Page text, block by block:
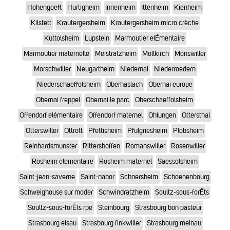
Hohengoeft
Hurtigheim Innenheim Ittenheim
Kienheim
Kilstett
Krautergersheim
Krautergersheim micro crèche
Kuttolsheim
Lupstein
Marmoutier elÉmentaire
Marmoutier maternelle
Meistratzheim Mollkirch
Monswiller
Morschwiller
Neugartheim Niedernai
Niederroedern
Niederschaeffolsheim
Oberhaslach
Obernai europe
Obernai freppel
Obernai le parc
Oberschaeffolsheim
Offendorf elémentaire
Offendorf maternel Ohlungen
Ottersthal
Otterswiller
Ottrott Pfettisheim Pfulgriesheim
Plobsheim
Reinhardsmunster
Rittershoffen Romanswiller
Rosenwiller
Rosheim elementaire
Rosheim maternel
Saessolsheim
Saint-jean-saverne
Saint-nabor Schnersheim
Schoenenbourg
Schweighouse sur moder
Schwindratzheim
Soultz-sous-forÊts
Soultz-sous-forÊts rpe
Steinbourg
Strasbourg bon pasteur
Strasbourg elsau
Strasbourg finkwiller Strasbourg meinau